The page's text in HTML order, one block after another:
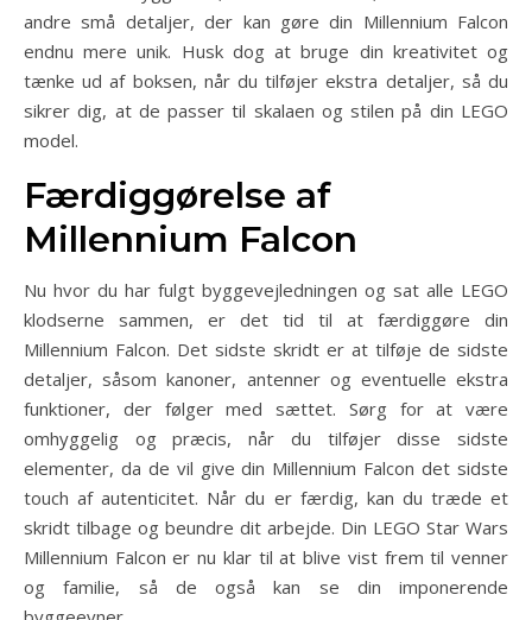
andre små detaljer, der kan gøre din Millennium Falcon
endnu mere unik. Husk dog at bruge din kreativitet og
tænke ud af boksen, når du tilføjer ekstra detaljer, så du
sikrer dig, at de passer til skalaen og stilen på din LEGO
model.
Færdiggørelse af
Millennium Falcon
Nu hvor du har fulgt byggevejledningen og sat alle LEGO
klodserne sammen, er det tid til at færdiggøre din
Millennium Falcon. Det sidste skridt er at tilføje de sidste
detaljer, såsom kanoner, antenner og eventuelle ekstra
funktioner, der følger med sættet. Sørg for at være
omhyggelig og præcis, når du tilføjer disse sidste
elementer, da de vil give din Millennium Falcon det sidste
touch af autenticitet. Når du er færdig, kan du træde et
skridt tilbage og beundre dit arbejde. Din LEGO Star Wars
Millennium Falcon er nu klar til at blive vist frem til venner
og familie, så de også kan se din imponerende